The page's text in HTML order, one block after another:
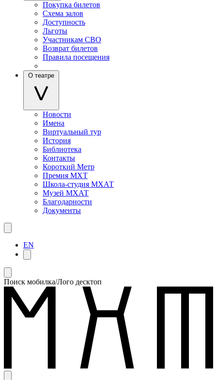
Покупка билетов
Схема залов
Доступность
Льготы
Участникам СВО
Возврат билетов
Правила посещения
О театре
Новости
Имена
Виртуальный тур
История
Библиотека
Контакты
Короткий Метр
Премия МХТ
Школа-студия МХАТ
Музей МХАТ
Благодарности
Документы
EN
Поиск мобилка/Лого десктоп